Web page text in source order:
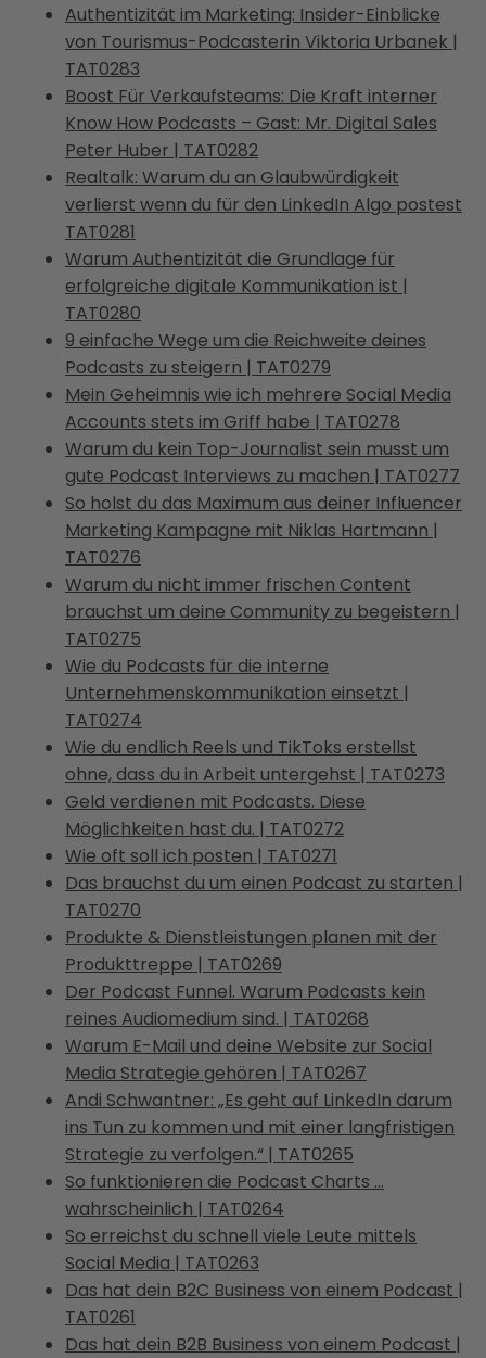
Authentizität im Marketing: Insider-Einblicke
von Tourismus-Podcasterin Viktoria Urbanek |
TAT0283
Boost Für Verkaufsteams: Die Kraft interner
Know How Podcasts – Gast: Mr. Digital Sales
Peter Huber | TAT0282
Realtalk: Warum du an Glaubwürdigkeit
verlierst wenn du für den LinkedIn Algo postest
TAT0281
Warum Authentizität die Grundlage für
erfolgreiche digitale Kommunikation ist |
TAT0280
9 einfache Wege um die Reichweite deines
Podcasts zu steigern | TAT0279
Mein Geheimnis wie ich mehrere Social Media
Accounts stets im Griff habe | TAT0278
Warum du kein Top-Journalist sein musst um
gute Podcast Interviews zu machen | TAT0277
So holst du das Maximum aus deiner Influencer
Marketing Kampagne mit Niklas Hartmann |
TAT0276
Warum du nicht immer frischen Content
brauchst um deine Community zu begeistern |
TAT0275
Wie du Podcasts für die interne
Unternehmenskommunikation einsetzt |
TAT0274
Wie du endlich Reels und TikToks erstellst
ohne, dass du in Arbeit untergehst | TAT0273
Geld verdienen mit Podcasts. Diese
Möglichkeiten hast du. | TAT0272
Wie oft soll ich posten | TAT0271
Das brauchst du um einen Podcast zu starten |
TAT0270
Produkte & Dienstleistungen planen mit der
Produkttreppe | TAT0269
Der Podcast Funnel. Warum Podcasts kein
reines Audiomedium sind. | TAT0268
Warum E-Mail und deine Website zur Social
Media Strategie gehören | TAT0267
Andi Schwantner: „Es geht auf LinkedIn darum
ins Tun zu kommen und mit einer langfristigen
Strategie zu verfolgen.“ | TAT0265
So funktionieren die Podcast Charts …
wahrscheinlich | TAT0264
So erreichst du schnell viele Leute mittels
Social Media | TAT0263
Das hat dein B2C Business von einem Podcast |
TAT0261
Das hat dein B2B Business von einem Podcast |